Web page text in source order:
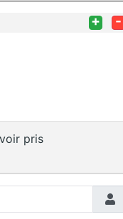
+ -
pris